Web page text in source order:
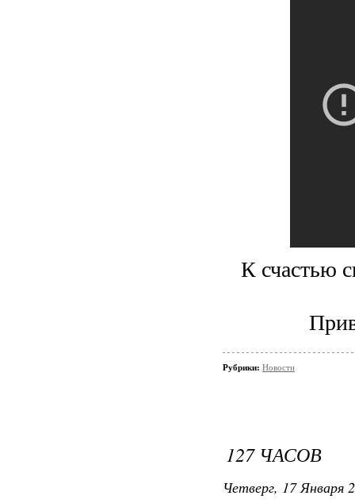
К счастью
Рубрики: Новости
127 ЧАСОВ
Четверг, 17 Января